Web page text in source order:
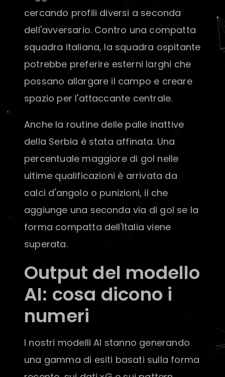
cercando profili diversi a seconda
dell'avversario. Contro una compatta
squadra italiana, la squadra ospitante
potrebbe preferire esterni larghi che
possano allargare il campo e creare
spazio per l'attaccante centrale.
Anche la routine delle palle inattive
della Serbia è stata affinata. Una
percentuale maggiore di gol nelle
ultime qualificazioni è arrivata da
calci d'angolo o punizioni, il che
aggiunge una seconda via di gol se la
forma compatta dell'Italia viene
superata.
Output del modello
AI: cosa dicono i
numeri
I nostri modelli AI stanno generando
una gamma di esiti basati sulla forma